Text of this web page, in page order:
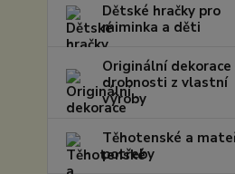
Dětské hračky pro
miminka a děti
Originální dekorace
drobnosti z vlastní
výroby
Těhotenské a
potřeby